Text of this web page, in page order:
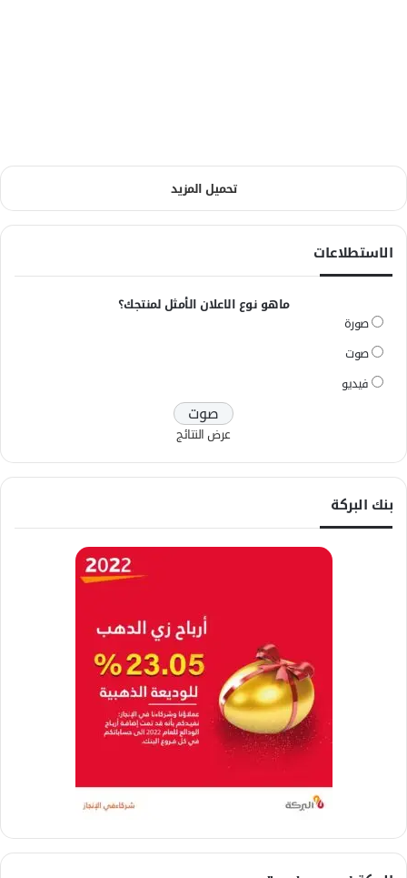
تحميل المزيد
الاستطلاعات
ماهو نوع الاعلان الأمثل لمنتجك؟
صورة
صوت
فيديو
عرض النتائج
بنك البركة